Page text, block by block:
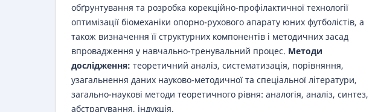
обґрунтування та розробка корекційно-профілактичної технології
оптимізації біомеханіки опорно-рухового апарату юних футболістів, а
також визначення її структурних компонентів і методичних засад
впровадження у навчально-тренувальний процес. Методи
дослідження: теоретичний аналіз, систематизація, порівняння,
узагальнення даних науково-методичної та спеціальної літератури,
загально-наукові методи теоретичного рівня: аналогія, аналіз, синтез,
абстрагування, індукція.